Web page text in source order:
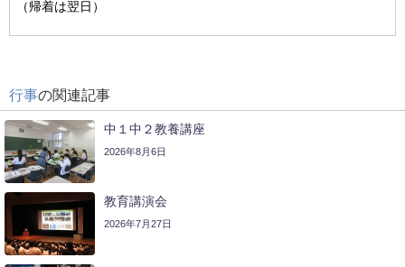
（帰着は翌日）
行事の関連記事
中１中２教養講座
2026年8月6日
教育講演会
2026年7月27日